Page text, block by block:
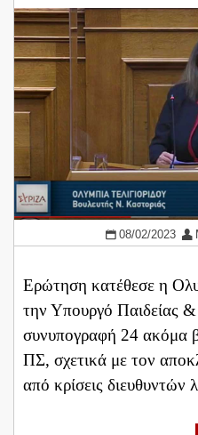
08/02/2023
Ερώτηση κατέθεσε η
την Υπουργό Παιδείας
συνυπογραφή 24 ακόμα
ΠΣ, σχετικά με τον
από κρίσεις